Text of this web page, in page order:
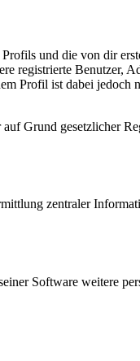
und die von dir
registrierte Benutzer,
Profil ist dabei
Grund gesetzlicher
zentraler
Software weitere